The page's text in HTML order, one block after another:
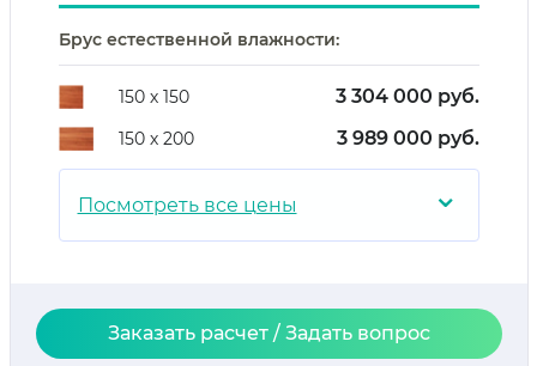
Брус естественной влажности:
150 х 150 3 304 000 руб.
150 х 200 3 989 000 руб.
Посмотреть все цены ⌄
Заказать расчет / Задать вопрос